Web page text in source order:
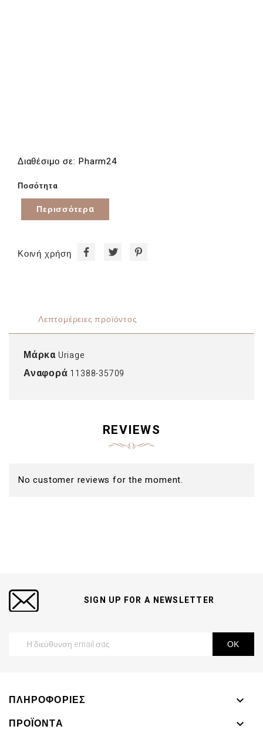
Διαθέσιμο σε: Pharm24
Ποσότητα
Περισσότερα
Κοινή χρήση
Λεπτομέρειες προϊόντος
Μάρκα Uriage
Αναφορά 11388-35709
REVIEWS
No customer reviews for the moment.
SIGN UP FOR A NEWSLETTER
ΠΛΗΡΟΦΟΡΊΕΣ

ΠΡΟΪΌΝΤΑ
